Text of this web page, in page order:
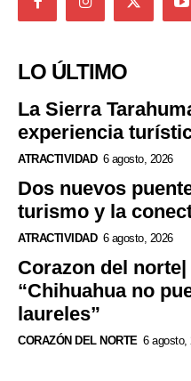
LO ÚLTIMO
La Sierra
experiencia
ATRACTIVIDAD 6 agosto, 2026
Dos nuevos
turismo y la
ATRACTIVIDAD 6 agosto, 2026
Corazon del
“Chihuahua no
laureles”
CORAZÓN DEL NORTE 6 agosto,